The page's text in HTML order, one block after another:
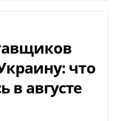
что
в августе